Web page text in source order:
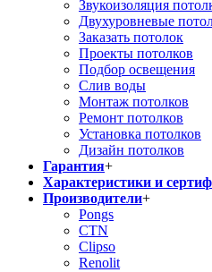
Звукоизоляция
Двухуровневые
Заказать потолок
Проекты потолков
Подбор освещения
Слив воды
Монтаж потолков
Ремонт потолков
Установка потолков
Дизайн потолков
Гарантия+
Характеристики и
Производители+
Pongs
CTN
Clipso
Renolit